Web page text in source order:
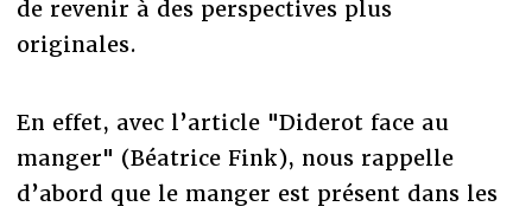
de revenir à des perspectives plus
originales.
En effet, avec l’article "Diderot face au
manger" (Béatrice Fink), nous rappelle
d’abord que le manger est présent dans les